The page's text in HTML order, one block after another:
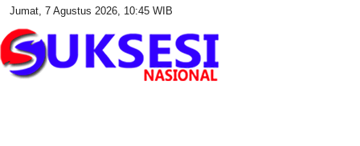
Jumat, 7 Agustus 2026, 10:45 WIB